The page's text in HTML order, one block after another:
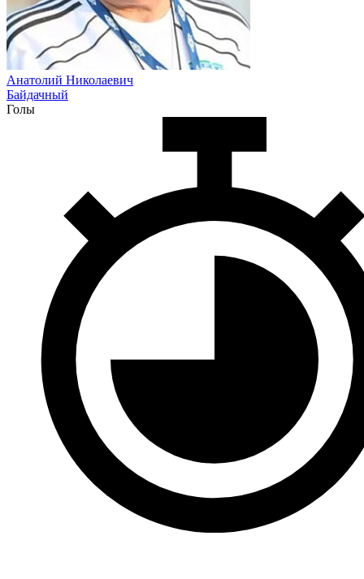
Анатолий Николаевич
Байдачный
Голы